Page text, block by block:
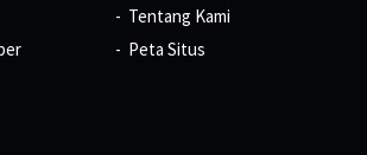
Tentang Kami
Peta Situs